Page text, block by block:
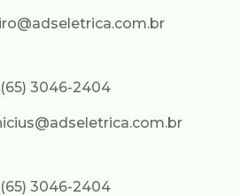
(65) 3046-2404
(65) 3046-2404